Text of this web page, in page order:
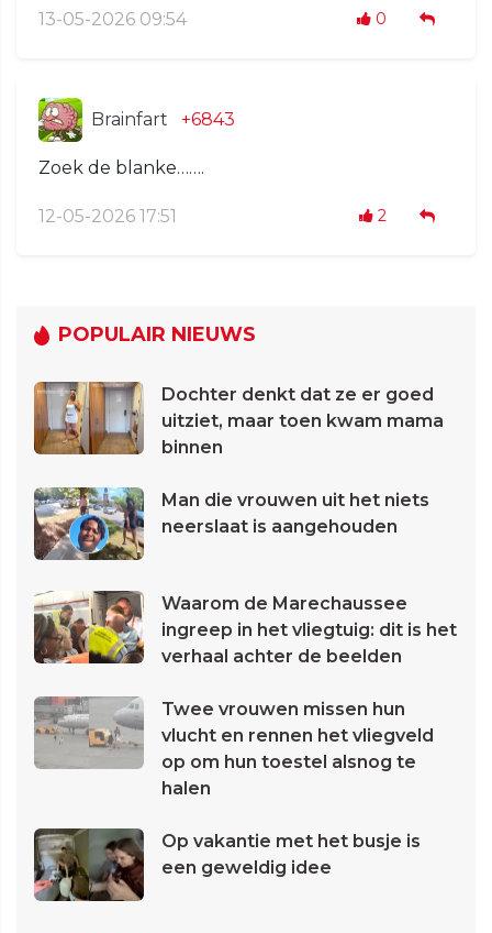
13-05-2026 09:54 0
Brainfart +6843
Zoek de blanke…….
12-05-2026 17:51 2
POPULAIR NIEUWS
Dochter denkt dat ze er goed
uitziet, maar toen kwam mama
binnen
Man die vrouwen uit het niets
neerslaat is aangehouden
Waarom de Marechaussee
ingreep in het vliegtuig: dit is het
verhaal achter de beelden
Twee vrouwen missen hun
vlucht en rennen het vliegveld
op om hun toestel alsnog te
halen
Op vakantie met het busje is
een geweldig idee